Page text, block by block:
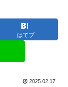
はてブ
2025.02.17